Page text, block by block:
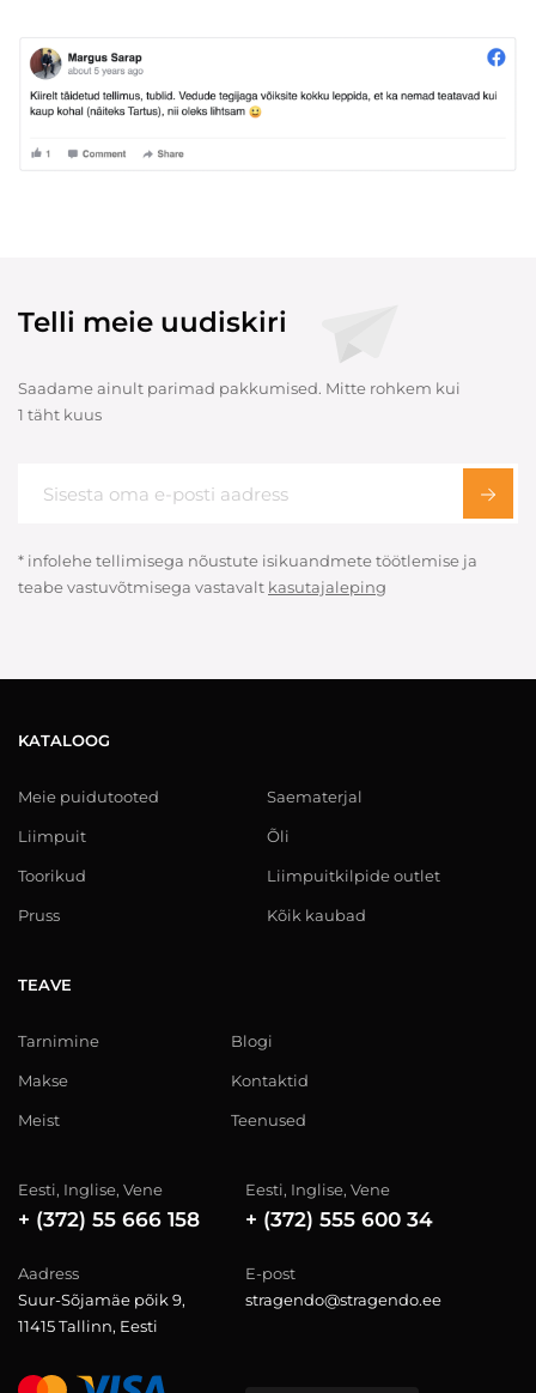
Telli meie uudiskiri
Saadame ainult parimad pakkumised. Mitte rohkem kui
1 täht kuus
* infolehe tellimisega nõustute isikuandmete töötlemise ja
teabe vastuvõtmisega vastavalt kasutajaleping
KATALOOG
Meie puidutooted
Liimpuit
Toorikud
Pruss
Saematerjal
Õli
Liimpuitkilpide outlet
Kõik kaubad
TEAVE
Tarnimine
Makse
Meist
Blogi
Kontaktid
Teenused
Eesti, Inglise, Vene
+ (372) 55 666 158
Eesti, Inglise, Vene
+ (372) 555 600 34
Aadress
Suur-Sõjamäe põik 9,
11415 Tallinn, Eesti
E-post
stragendo@stragendo.ee